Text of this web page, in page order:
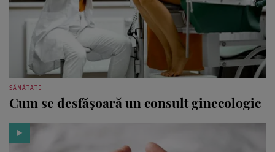
SĂNĂTATE
Cum se desfășoară un consult ginecologic